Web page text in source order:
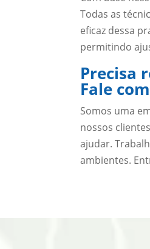
Todas as
eficaz dessa
permitindo
Precisa
Fale
Somos uma
nossos
ajudar.
ambientes.